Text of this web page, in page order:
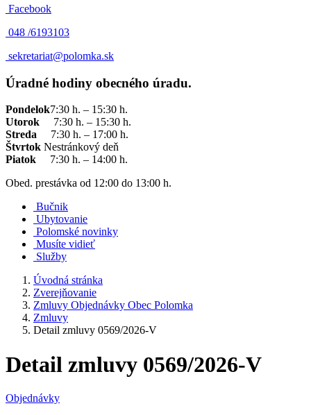
Facebook
048 /6193103
sekretariat@polomka.sk
Úradné hodiny obecného úradu.
Pondelok7:30 h. – 15:30 h.
Utorok 7:30 h. – 15:30 h.
Streda 7:30 h. – 17:00 h.
Štvrtok Nestránkový deň
Piatok
7:30 h. – 14:00 h.
Obed. prestávka od 12:00 do 13:00 h.
Bučnik
Ubytovanie
Polomské novinky
Musíte vidieť
Služby
Úvodná stránka
Zverejňovanie
Zmluvy Objednávky Obec Polomka
Zmluvy
Detail zmluvy 0569/2026-V
Detail zmluvy 0569/2026-V
Objednávky